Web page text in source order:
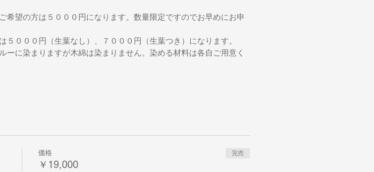
希望の方は５０００円になります。数量限定ですのでお早めにお申
５０００円（生葉なし）、７０００円（生葉つき）になります。
ーに染まりますが木綿は染まりません。染める材料は各自ご用意く
価格
￥19,000
完売